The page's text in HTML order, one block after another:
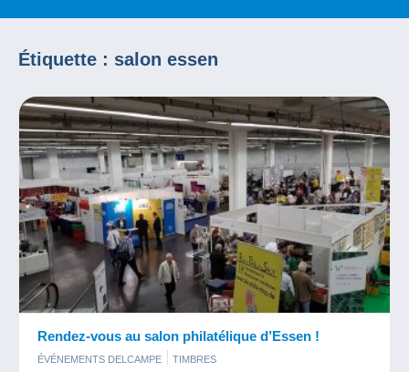
Étiquette : salon essen
Rendez-vous au salon philatélique d’Essen !
ÉVÉNEMENTS DELCAMPE TIMBRES